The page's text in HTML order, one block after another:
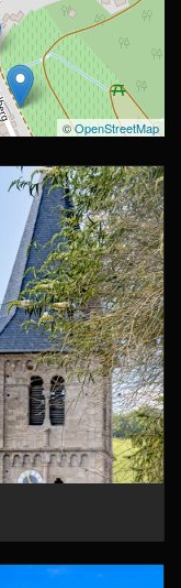
©OpenStreetMap